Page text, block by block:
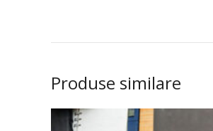
Produse similare